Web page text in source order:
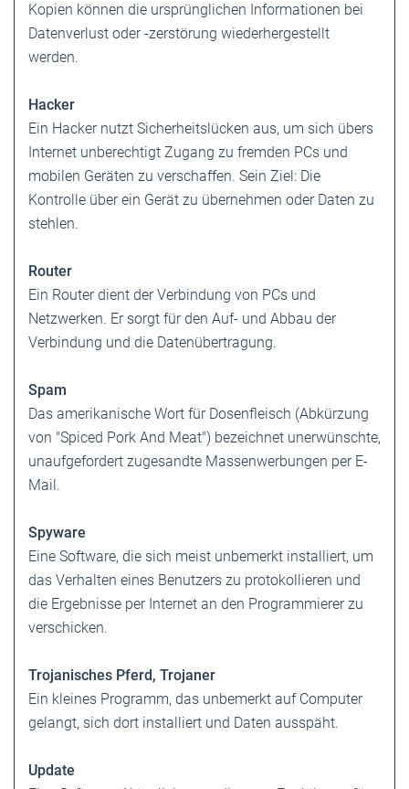
Kopien können die ursprünglichen Informationen bei
Datenverlust oder -zerstörung wiederhergestellt
werden.
Hacker
Ein Hacker nutzt Sicherheitslücken aus, um sich übers
Internet unberechtigt Zugang zu fremden PCs und
mobilen Geräten zu verschaffen. Sein Ziel: Die
Kontrolle über ein Gerät zu übernehmen oder Daten zu
stehlen.
Router
Ein Router dient der Verbindung von PCs und
Netzwerken. Er sorgt für den Auf- und Abbau der
Verbindung und die Datenübertragung.
Spam
Das amerikanische Wort für Dosenfleisch (Abkürzung
von "Spiced Pork And Meat") bezeichnet unerwünschte,
unaufgefordert zugesandte Massenwerbungen per E-
Mail.
Spyware
Eine Software, die sich meist unbemerkt installiert, um
das Verhalten eines Benutzers zu protokollieren und
die Ergebnisse per Internet an den Programmierer zu
verschicken.
Trojanisches Pferd, Trojaner
Ein kleines Programm, das unbemerkt auf Computer
gelangt, sich dort installiert und Daten ausspäht.
Update